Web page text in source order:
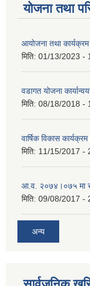
योजना तथा
आयोजना तथा
मिति: 01/13/2023 -
वडागत योजना
मिति: 08/18/2018 -
वार्षिक विकास
मिति: 11/15/2017 -
आ.व. २०७४।०७५ मा
मिति: 09/08/2017 -
अन्य